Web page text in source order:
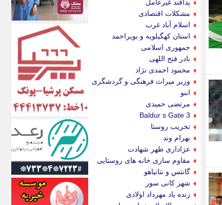
پدافند غیرعامل
مشکلات اقتصادی
اسلام آباد غرب
استان کهگیلویه و بویراحمد
جمهوری اسلامی
نادر فتح اللهی
محمود احمدی نژاد
وزیر میراث فرهنگی و گردشگری
ابنو
مرتضی حمیدی
Baldur s Gate 3
تخریب روستا
بهرام وند
عزاداری ظهر شهادت
مقاوم سازی خانه های روستایی
گانتس و نتانیاهو
شهر کانی سور
زنده یاد مهرداد اولادی
اندیشه قرن
اندیشه معاصر
اندیشه ها
انرژی پرس
ای استخدام
ایتنا
ایراف
ایران آرت
ایران آنلاین
ایران زندگی
ایران فوری
ایرانی روز
ایرانیتال
ایرنا
ایسکانیوز
ایسنا
ایکنا
ایلنا